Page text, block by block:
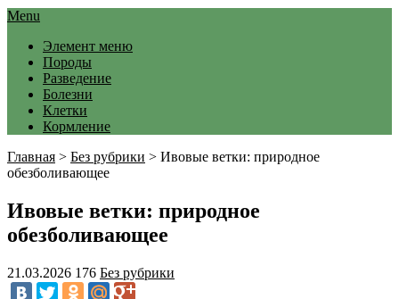
Menu
Элемент меню
Породы
Разведение
Болезни
Клетки
Кормление
Главная > Без рубрики > Ивовые ветки: природное
обезболивающее
Ивовые ветки: природное
обезболивающее
21.03.2026 176 Без рубрики